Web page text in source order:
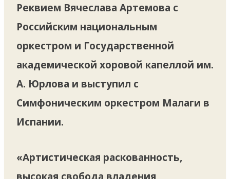
Реквием Вячеслава Артемова с
Российским национальным
оркестром и Государственной
академической хоровой капеллой им.
А. Юрлова и выступил с
Симфоническим оркестром Малаги в
Испании.
«Артистическая раскованность,